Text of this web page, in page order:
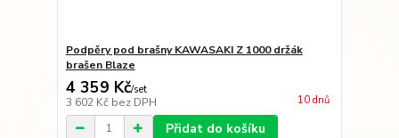
Podpěry pod brašny KAWASAKI Z 1000 držák
brašen Blaze
4 359 Kč/set
3 602 Kč bez DPH 10 dnů
Přidat do košíku